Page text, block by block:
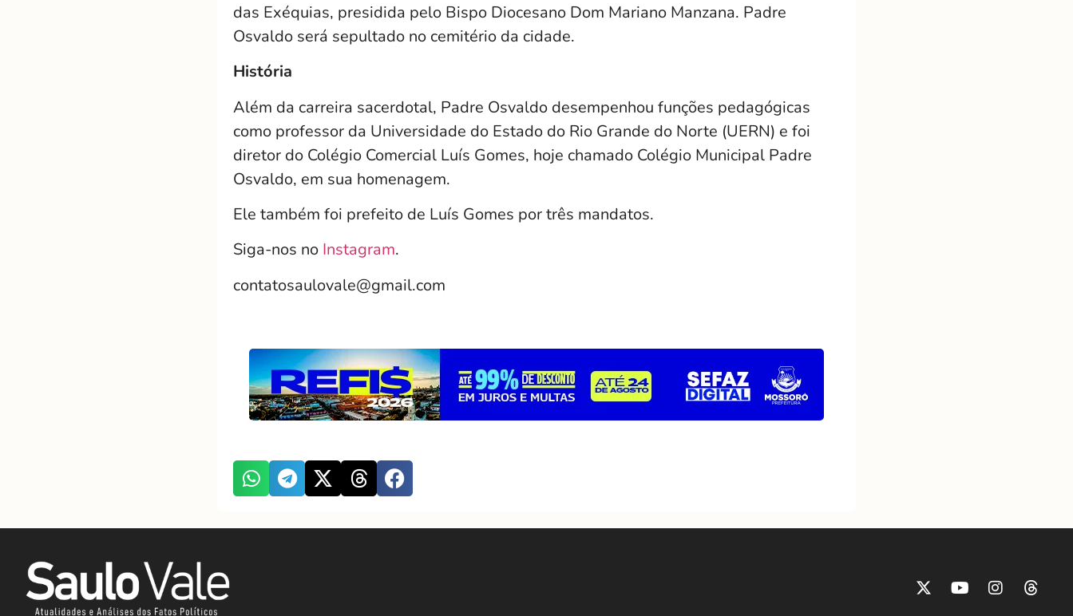
das Exéquias, presidida pelo Bispo Diocesano Dom Mariano Manzana. Padre
Osvaldo será sepultado no cemitério da cidade.
História
Além da carreira sacerdotal, Padre Osvaldo desempenhou funções pedagógicas
como professor da Universidade do Estado do Rio Grande do Norte (UERN) e foi
diretor do Colégio Comercial Luís Gomes, hoje chamado Colégio Municipal Padre
Osvaldo, em sua homenagem.
Ele também foi prefeito de Luís Gomes por três mandatos.
Siga-nos no Instagram.
contatosaulovale@gmail.com